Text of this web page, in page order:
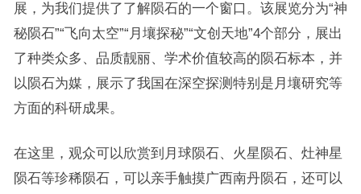
展，为我们提供了了解陨石的一个窗口。该展览分为“神
秘陨石”“飞向太空”“月壤探秘”“文创天地”4个部分，展出
了种类众多、品质靓丽、学术价值较高的陨石标本，并
以陨石为媒，展示了我国在深空探测特别是月壤研究等
方面的科研成果。
在这里，观众可以欣赏到月球陨石、火星陨石、灶神星
陨石等珍稀陨石，可以亲手触摸广西南丹陨石，还可以